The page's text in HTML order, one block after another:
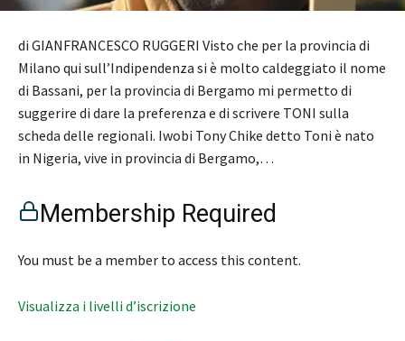
di GIANFRANCESCO RUGGERI Visto che per la provincia di
Milano qui sull’Indipendenza si è molto caldeggiato il nome
di Bassani, per la provincia di Bergamo mi permetto di
suggerire di dare la preferenza e di scrivere TONI sulla
scheda delle regionali. Iwobi Tony Chike detto Toni è nato
in Nigeria, vive in provincia di Bergamo,…
Membership Required
You must be a member to access this content.
Visualizza i livelli d’iscrizione